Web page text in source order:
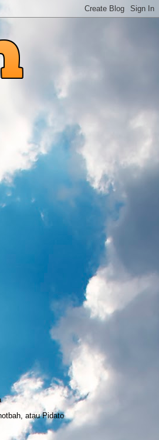
atau Pidato